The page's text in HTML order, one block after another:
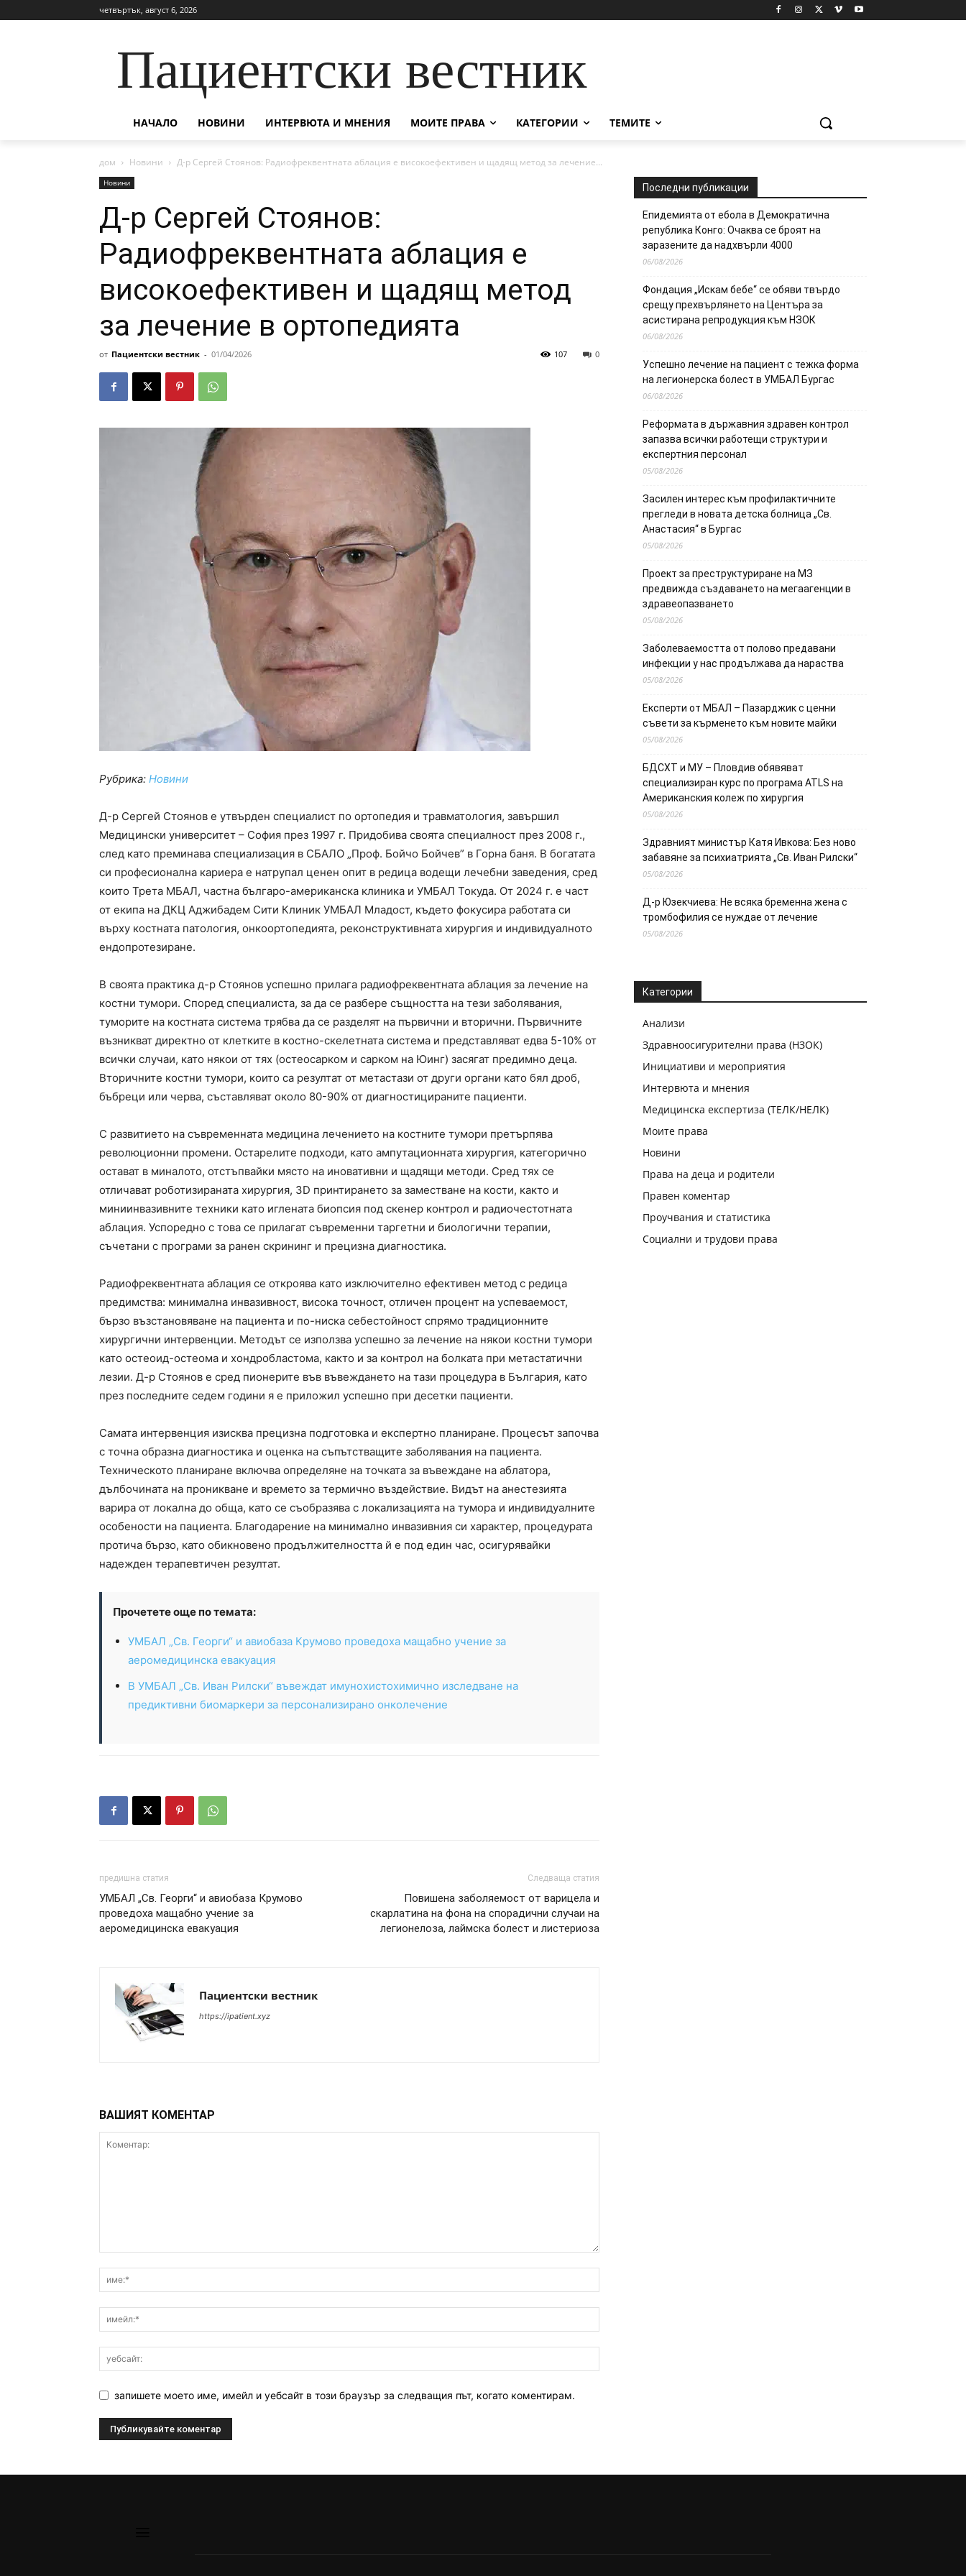
четвъртък, август 6, 2026
Пациентски вестник
НАЧАЛО НОВИНИ ИНТЕРВЮТА И МНЕНИЯ МОИТЕ ПРАВА КАТЕГОРИИ ТЕМИТЕ
дом Новини Д-р Сергей Стоянов: Радиофреквентната аблация е високоефективен и щадящ метод за лечение...
Новини
Д-р Сергей Стоянов:
Радиофреквентната аблация е
високоефективен и щадящ метод
за лечение в ортопедията
от Пациентски вестник - 01/04/2026 0
107
Рубрика: Новини
Д-р Сергей Стоянов е утвърден специалист по ортопедия и травматология, завършил
Медицински университет – София през 1997 г. Придобива своята специалност през 2008 г.,
след като преминава специализация в СБАЛО „Проф. Бойчо Бойчев” в Горна баня. В богатата
си професионална кариера е натрупал ценен опит в редица водещи лечебни заведения, сред
които Трета МБАЛ, частна българо-американска клиника и УМБАЛ Токуда. От 2024 г. е част
от екипа на ДКЦ Аджибадем Сити Клиник УМБАЛ Младост, където фокусира работата си
върху костната патология, онкоортопедията, реконструктивната хирургия и индивидуалното
ендопротезиране.
В своята практика д-р Стоянов успешно прилага радиофреквентната аблация за лечение на
костни тумори. Според специалиста, за да се разбере същността на тези заболявания,
туморите на костната система трябва да се разделят на първични и вторични. Първичните
възникват директно от клетките в костно-скелетната система и представляват едва 5-10% от
всички случаи, като някои от тях (остеосарком и сарком на Юинг) засягат предимно деца.
Вторичните костни тумори, които са резултат от метастази от други органи като бял дроб,
бъбреци или черва, съставляват около 80-90% от диагностицираните пациенти.
С развитието на съвременната медицина лечението на костните тумори претърпява
революционни промени. Остарелите подходи, като ампутационната хирургия, категорично
остават в миналото, отстъпвайки място на иновативни и щадящи методи. Сред тях се
отличават роботизираната хирургия, 3D принтирането за заместване на кости, както и
миниинвазивните техники като иглената биопсия под скенер контрол и радиочестотната
аблация. Успоредно с това се прилагат съвременни таргетни и биологични терапии,
съчетани с програми за ранен скрининг и прецизна диагностика.
Радиофреквентната аблация се откроява като изключително ефективен метод с редица
предимства: минимална инвазивност, висока точност, отличен процент на успеваемост,
бързо възстановяване на пациента и по-ниска себестойност спрямо традиционните
хирургични интервенции. Методът се използва успешно за лечение на някои костни тумори
като остеоид-остеома и хондробластома, както и за контрол на болката при метастатични
лезии. Д-р Стоянов е сред пионерите във въвеждането на тази процедура в България, като
през последните седем години я е приложил успешно при десетки пациенти.
Самата интервенция изисква прецизна подготовка и експертно планиране. Процесът започва
с точна образна диагностика и оценка на съпътстващите заболявания на пациента.
Техническото планиране включва определяне на точката за въвеждане на аблатора,
дълбочината на проникване и времето за термично въздействие. Видът на анестезията
варира от локална до обща, като се съобразява с локализацията на тумора и индивидуалните
особености на пациента. Благодарение на минимално инвазивния си характер, процедурата
протича бързо, като обикновено продължителността й е под един час, осигурявайки
надежден терапевтичен резултат.
Прочетете още по темата:
УМБАЛ „Св. Георги“ и авиобаза Крумово проведоха мащабно учение за
аеромедицинска евакуация
В УМБАЛ „Св. Иван Рилски“ въвеждат имунохистохимично изследване на
предиктивни биомаркери за персонализирано онколечение
предишна статия
УМБАЛ „Св. Георги“ и авиобаза Крумово
проведоха мащабно учение за
аеромедицинска евакуация
Следваща статия
Повишена заболяемост от варицела и
скарлатина на фона на спорадични случаи на
легионелоза, лаймска болест и листериоза
Пациентски вестник
https://ipatient.xyz
ВАШИЯТ КОМЕНТАР
запишете моето име, имейл и уебсайт в този браузър за следващия път, когато коментирам.
Последни публикации
Епидемията от ебола в Демократична
република Конго: Очаква се броят на
заразените да надхвърли 4000
06/08/2026
Фондация „Искам бебе“ се обяви твърдо
срещу прехвърлянето на Центъра за
асистирана репродукция към НЗОК
06/08/2026
Успешно лечение на пациент с тежка форма
на легионерска болест в УМБАЛ Бургас
06/08/2026
Реформата в държавния здравен контрол
запазва всички работещи структури и
експертния персонал
05/08/2026
Засилен интерес към профилактичните
прегледи в новата детска болница „Св.
Анастасия“ в Бургас
05/08/2026
Проект за преструктуриране на МЗ
предвижда създаването на мегаагенции в
здравеопазването
05/08/2026
Заболеваемостта от полово предавани
инфекции у нас продължава да нараства
05/08/2026
Експерти от МБАЛ – Пазарджик с ценни
съвети за кърменето към новите майки
05/08/2026
БДСХТ и МУ – Пловдив обявяват
специализиран курс по програма ATLS на
Американския колеж по хирургия
05/08/2026
Здравният министър Катя Ивкова: Без ново
забавяне за психиатрията „Св. Иван Рилски“
05/08/2026
Д-р Юзекчиева: Не всяка бременна жена с
тромбофилия се нуждае от лечение
05/08/2026
Категории
Анализи
Здравноосигурителни права (НЗОК)
Инициативи и мероприятия
Интервюта и мнения
Медицинска експертиза (ТЕЛК/НЕЛК)
Моите права
Новини
Права на деца и родители
Правен коментар
Проучвания и статистика
Социални и трудови права